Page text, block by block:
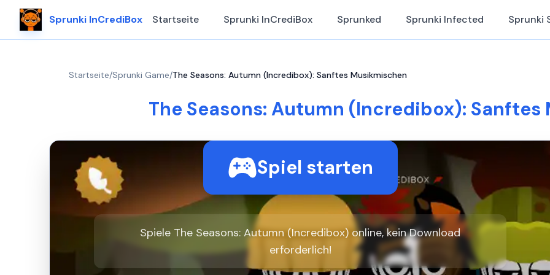
Sprunki InCrediBox Startseite Sprunki InCrediBox Sprunked Sprunki Infected Sprunki
Startseite/Sprunki Game/The Seasons: Autumn (Incredibox): Sanftes Musikmischen
The Seasons: Autumn (Incredibox): Sanftes
Spiel starten
Spiele The Seasons: Autumn (Incredibox) online, kein Download
erforderlich!